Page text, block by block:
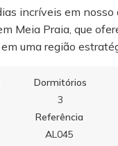
incríveis em
Meia Praia, que
uma região
Dormitórios
3
Referência
AL045